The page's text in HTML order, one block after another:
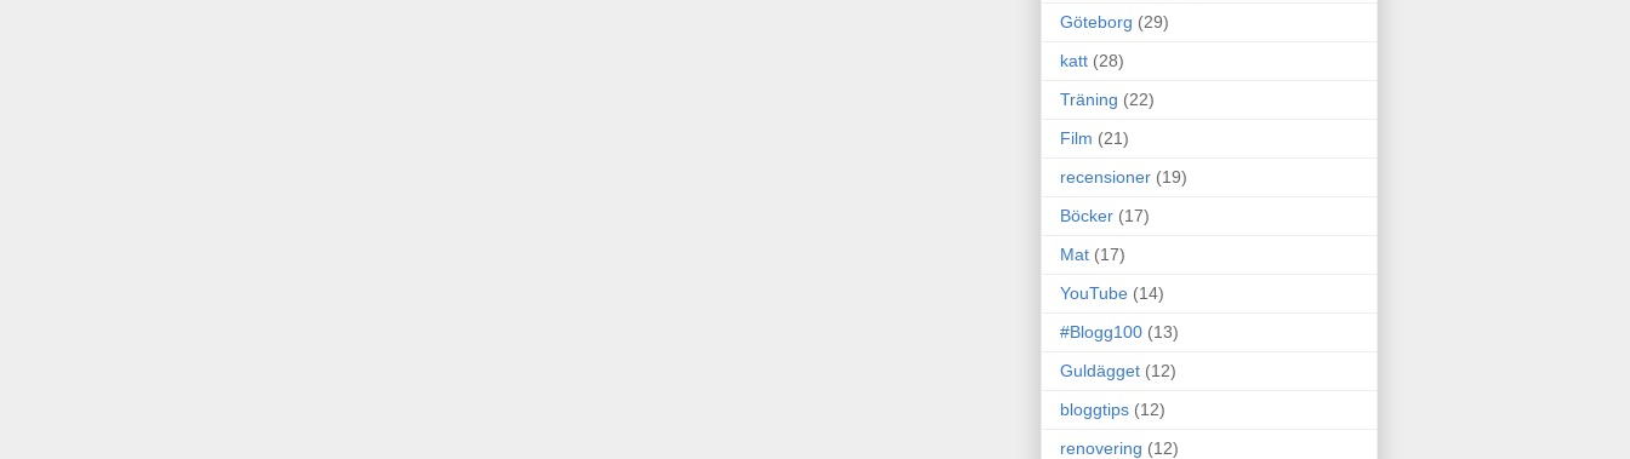
Göteborg (29)
katt (28)
Träning (22)
Film (21)
recensioner (19)
Böcker (17)
Mat (17)
YouTube (14)
#Blogg100 (13)
Guldägget (12)
bloggtips (12)
renovering (12)